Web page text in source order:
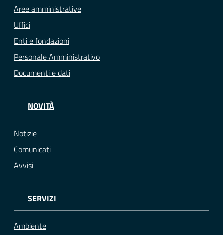
Aree amministrative
Uffici
Enti e fondazioni
Personale Amministrativo
Documenti e dati
NOVITÀ
Notizie
Comunicati
Avvisi
SERVIZI
Ambiente